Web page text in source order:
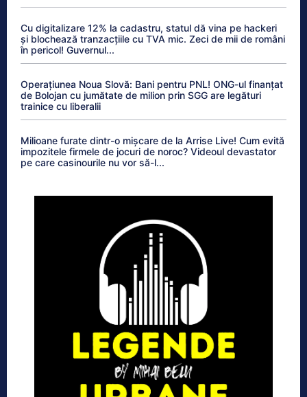
Cu digitalizare 12% la cadastru, statul dă vina pe hackeri
și blochează tranzacțiile cu TVA mic. Zeci de mii de români
în pericol! Guvernul...
Operațiunea Noua Slovă: Bani pentru PNL! ONG-ul finanțat
de Bolojan cu jumătate de milion prin SGG are legături
trainice cu liberalii
Milioane furate dintr-o mișcare de la Arrise Live! Cum evită
impozitele firmele de jocuri de noroc? Videoul devastator
pe care casinourile nu vor să-l...